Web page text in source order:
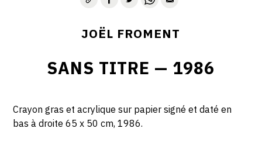
JOËL FROMENT
SANS TITRE — 1986
Crayon gras et acrylique sur papier signé et daté en
bas à droite 65 x 50 cm, 1986.